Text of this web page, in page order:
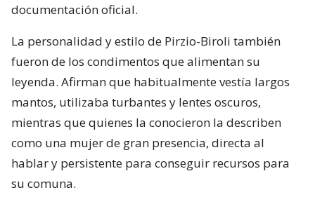
documentación oficial.
La personalidad y estilo de Pirzio-Biroli también
fueron de los condimentos que alimentan su
leyenda. Afirman que habitualmente vestía largos
mantos, utilizaba turbantes y lentes oscuros,
mientras que quienes la conocieron la describen
como una mujer de gran presencia, directa al
hablar y persistente para conseguir recursos para
su comuna.